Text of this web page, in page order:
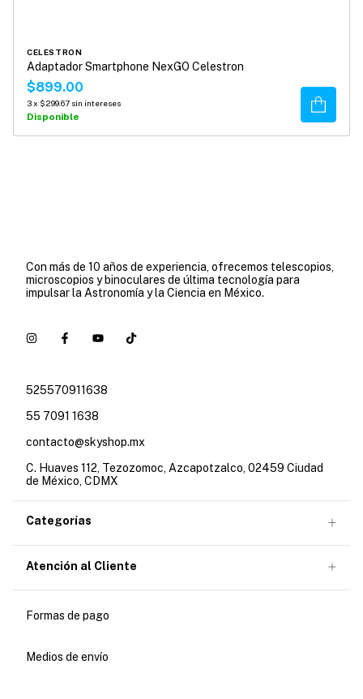
CELESTRON
Adaptador Smartphone NexGO Celestron
$899.00
3x $299.67 sin intereses
Disponible
Comprar
Con más de 10 años de experiencia, ofrecemos telescopios,
microscopios y binoculares de última tecnología para
impulsar la Astronomía y la Ciencia en México.
525570911638
55 7091 1638
contacto@skyshop.mx
C. Huaves 112, Tezozomoc, Azcapotzalco, 02459 Ciudad
de México, CDMX
Categorías
Atención al Cliente
Formas de pago
Medios de envío